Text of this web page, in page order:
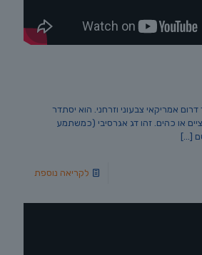
אמריקאי צבעוני וזרחני. הוא יסתדר
או כהים. זהו דג אגרסיבי (כמשתמע
[…]
לקריאה נוספת